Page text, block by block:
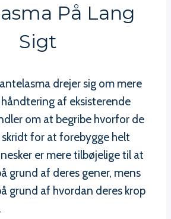
På Lang
Sigt
drejer sig om mere
af eksisterende
om at begribe hvorfor de
for at forebygge helt
er mere tilbøjelige til at
grund af deres gener, mens
grund af hvordan deres krop